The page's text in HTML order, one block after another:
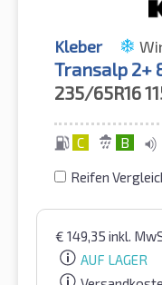
Kleber
Transalp 2+
235/65R16
C B
Reifen
€ 149,35 inkl.
AUF LAGER